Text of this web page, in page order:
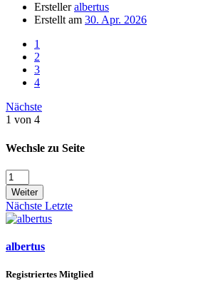
Ersteller albertus
Erstellt am 30. Apr. 2026
1
2
3
4
Nächste
1 von 4
Wechsle zu Seite
Weiter
Nächste Letzte
albertus
Registriertes Mitglied